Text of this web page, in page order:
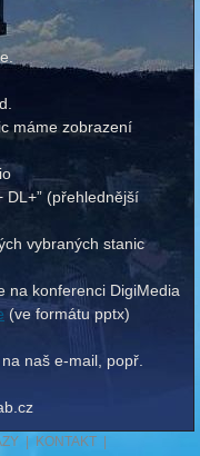
máme zobrazení
DL+” (přehlednější
vybraných stanic
na konferenci DigiMedia
(ve formátu pptx)
naš e-mail, popř.
KONTAKT